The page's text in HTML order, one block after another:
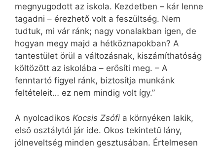
megnyugodott az iskola. Kezdetben – kár lenne
tagadni – érezhető volt a feszültség. Nem
tudtuk, mi vár ránk; nagy vonalakban igen, de
hogyan megy majd a hétköznapokban? A
tantestület örül a változásnak, kiszámíthatóság
költözött az iskolába – erősíti meg. – A
fenntartó figyel ránk, biztosítja munkánk
feltételeit… ez nem mindig volt így.”
A nyolcadikos Kocsis Zsófi a környéken lakik,
első osztálytól jár ide. Okos tekintetű lány,
jólneveltség minden gesztusában. Értelmesen